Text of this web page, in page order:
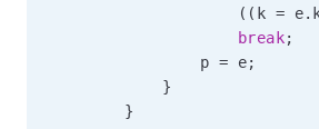
( ( k = e.
break;
                p
= e;
}
}